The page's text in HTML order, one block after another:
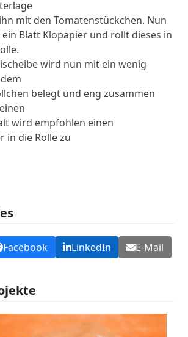
mit den Tomatenstückchen. Nun
Blatt Klopapier und rollt dieses in
wird nun mit ein wenig
belegt und eng zusammen
wird empfohlen einen
in die Rolle zu
Facebook LinkedIn E-Mail